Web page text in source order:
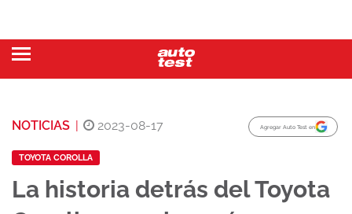
NOTICIAS | 2023-08-17 Agregar Auto Test en
TOYOTA COROLLA
La historia detrás del Toyota